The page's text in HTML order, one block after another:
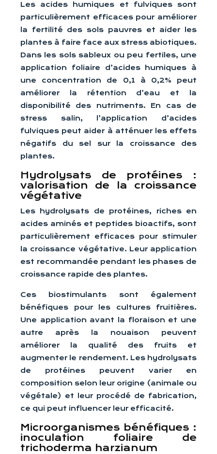
Les acides humiques et fulviques sont
particulièrement efficaces pour améliorer
la fertilité des sols pauvres et aider les
plantes à faire face aux stress abiotiques.
Dans les sols sableux ou peu fertiles, une
application foliaire d’acides humiques à
une concentration de 0,1 à 0,2% peut
améliorer la rétention d’eau et la
disponibilité des nutriments. En cas de
stress salin, l’application d’acides
fulviques peut aider à atténuer les effets
négatifs du sel sur la croissance des
plantes.
Hydrolysats de protéines :
valorisation de la croissance
végétative
Les hydrolysats de protéines, riches en
acides aminés et peptides bioactifs, sont
particulièrement efficaces pour stimuler
la croissance végétative. Leur application
est recommandée pendant les phases de
croissance rapide des plantes.
Ces biostimulants sont également
bénéfiques pour les cultures fruitières.
Une application avant la floraison et une
autre après la nouaison peuvent
améliorer la qualité des fruits et
augmenter le rendement. Les hydrolysats
de protéines peuvent varier en
composition selon leur origine (animale ou
végétale) et leur procédé de fabrication,
ce qui peut influencer leur efficacité.
Microorganismes bénéfiques :
inoculation foliaire de
trichoderma harzianum